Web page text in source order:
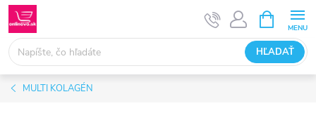
Prejsť
na
obsah
HĽADAŤ
KOŠÍK
MULTI KOLAGÉN